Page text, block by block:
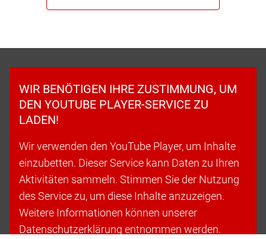
WIR BENÖTIGEN IHRE ZUSTIMMUNG, UM
DEN YOUTUBE PLAYER-SERVICE ZU
LADEN!
Wir verwenden den YouTube Player, um Inhalte
einzubetten. Dieser Service kann Daten zu Ihren
Aktivitäten sammeln. Stimmen Sie der Nutzung
des Service zu, um diese Inhalte anzuzeigen.
Weitere Informationen können unserer
Datenschutzerklärung entnommen werden.